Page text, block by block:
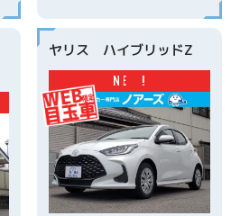
ヤリス ハイブリッドZ
N E !